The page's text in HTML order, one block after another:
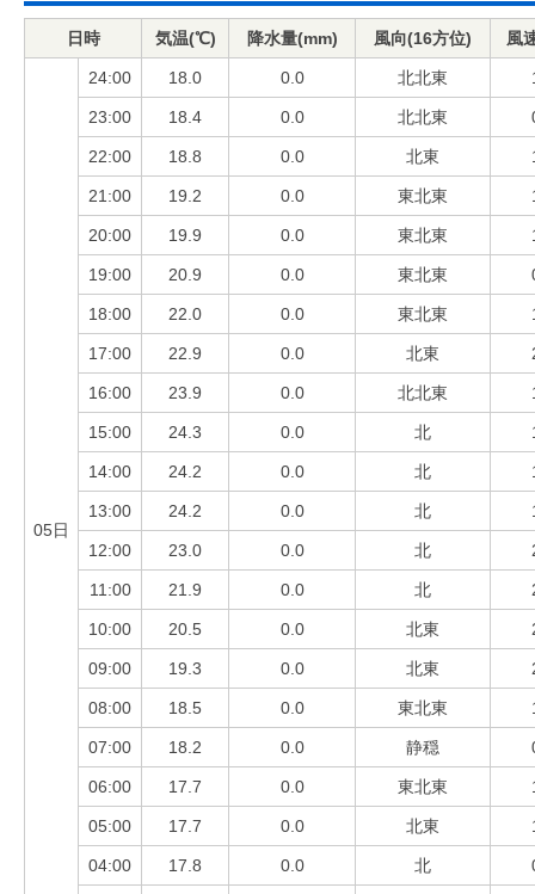
日時 気温(℃) 降水量(mm) 風向(16方位) 風
05日
24:00 18.0 0.0 北北東
23:00 18.4 0.0 北北東
22:00 18.8 0.0 北東
21:00 19.2 0.0 東北東
20:00 19.9 0.0 東北東
19:00 20.9 0.0 東北東
18:00 22.0 0.0 東北東
17:00 22.9 0.0 北東
16:00 23.9 0.0 北北東
15:00 24.3 0.0 北
14:00 24.2 0.0 北
13:00 24.2 0.0 北
12:00 23.0 0.0 北
11:00 21.9 0.0 北
10:00 20.5 0.0 北東
09:00 19.3 0.0 北東
08:00 18.5 0.0 東北東
07:00 18.2 0.0 静穏
06:00 17.7 0.0 東北東
05:00 17.7 0.0 北東
04:00 17.8 0.0 北